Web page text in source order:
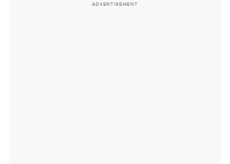
ADVERTISEMENT